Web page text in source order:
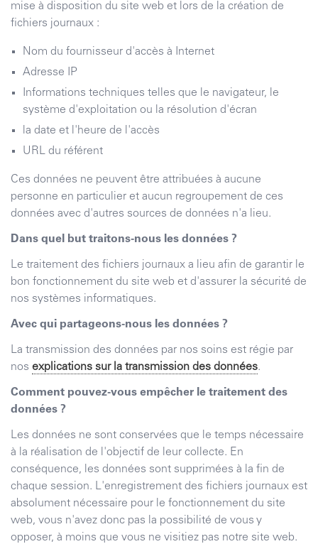
mise à disposition du site web et lors de la création de
fichiers journaux :
Nom du fournisseur d'accès à Internet
Adresse IP
Informations techniques telles que le navigateur, le
système d'exploitation ou la résolution d'écran
la date et l'heure de l'accès
URL du référent
Ces données ne peuvent être attribuées à aucune
personne en particulier et aucun regroupement de ces
données avec d'autres sources de données n'a lieu.
Dans quel but traitons-nous les données ?
Le traitement des fichiers journaux a lieu afin de garantir le
bon fonctionnement du site web et d'assurer la sécurité de
nos systèmes informatiques.
Avec qui partageons-nous les données ?
La transmission des données par nos soins est régie par
nos explications sur la transmission des données.
Comment pouvez-vous empêcher le traitement des
données ?
Les données ne sont conservées que le temps nécessaire
à la réalisation de l'objectif de leur collecte. En
conséquence, les données sont supprimées à la fin de
chaque session. L'enregistrement des fichiers journaux est
absolument nécessaire pour le fonctionnement du site
web, vous n'avez donc pas la possibilité de vous y
opposer, à moins que vous ne visitiez pas notre site web.